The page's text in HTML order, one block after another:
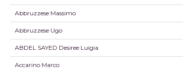
Abbruzzese Massimo
Abbruzzese Ugo
ABDEL SAYED Desiree Luigia
Accarino Marco